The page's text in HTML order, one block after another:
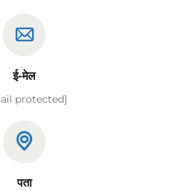
ई-मेल
protected]
पता